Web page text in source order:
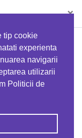
tip cookie
experienta
navigarii
utilizarii
Politicii de
×
folosind codul